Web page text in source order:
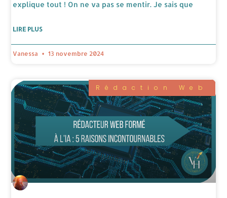
explique tout ! On ne va pas se mentir. Je sais que
LIRE PLUS
Vanessa 13 novembre 2024
Rédaction Web